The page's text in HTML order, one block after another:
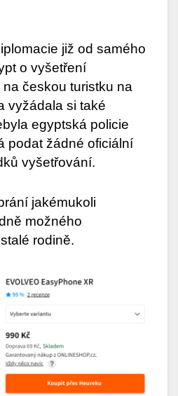
již od samého
o vyšetření
českou turistku na
vyžádala si také
egyptská policie
podat žádné oficiální
vyšetřování.
jakémukoli
možného
rodině.